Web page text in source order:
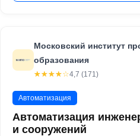
Московский институт
образования
☆☆☆☆☆
★★★★★4,7 (171)
Автоматизация
Автоматизация
и сооружений